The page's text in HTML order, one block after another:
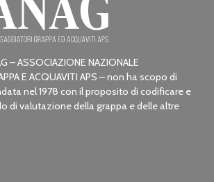
– ASSOCIAZIONE NAZIONALE
E ACQUAVITI APS – non ha scopo di
nel 1978 con il proposito di codificare e
di valutazione della grappa e delle altre